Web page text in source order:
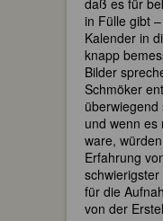
daß es für
in Fülle gibt
Kalender in
knapp
Bilder
Schmöker
und wenn es
ware,
Erfahrung
für die
von der